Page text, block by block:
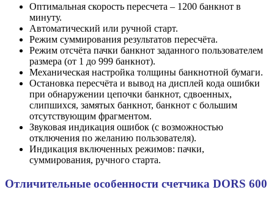
Оптимальная скорость пересчета – 1200 банкнот в
минуту.
Автоматический или ручной старт.
Режим суммирования результатов пересчёта.
Режим отсчёта пачки банкнот заданного пользователем
размера (от 1 до 999 банкнот).
Механическая настройка толщины банкнотной бумаги.
Остановка пересчёта и вывод на дисплей кода ошибки
при обнаружении цепочки банкнот, сдвоенных,
слипшихся, замятых банкнот, банкнот с большим
отсутствующим фрагментом.
Звуковая индикация ошибок (с возможностью
отключения по желанию пользователя).
Индикация включенных режимов: пачки,
суммирования, ручного старта.
Отличительные особенности счетчика DORS 600